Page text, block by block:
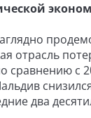
отрасль
сравнению с
два